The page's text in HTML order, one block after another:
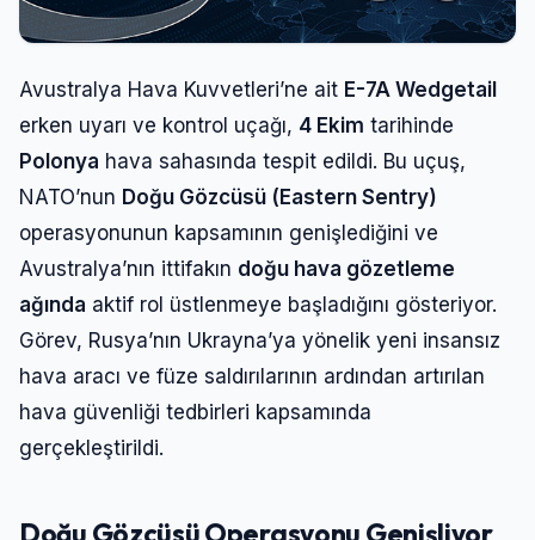
Avustralya Hava Kuvvetleri’ne ait E-7A Wedgetail
erken uyarı ve kontrol uçağı, 4 Ekim tarihinde
Polonya hava sahasında tespit edildi. Bu uçuş,
NATO’nun Doğu Gözcüsü (Eastern Sentry)
operasyonunun kapsamının genişlediğini ve
Avustralya’nın ittifakın doğu hava gözetleme
ağında aktif rol üstlenmeye başladığını gösteriyor.
Görev, Rusya’nın Ukrayna’ya yönelik yeni insansız
hava aracı ve füze saldırılarının ardından artırılan
hava güvenliği tedbirleri kapsamında
gerçekleştirildi.